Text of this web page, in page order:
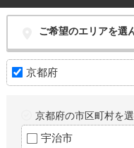
ご希望のエリアを選
京都府
京都府の市区町村を
宇治市